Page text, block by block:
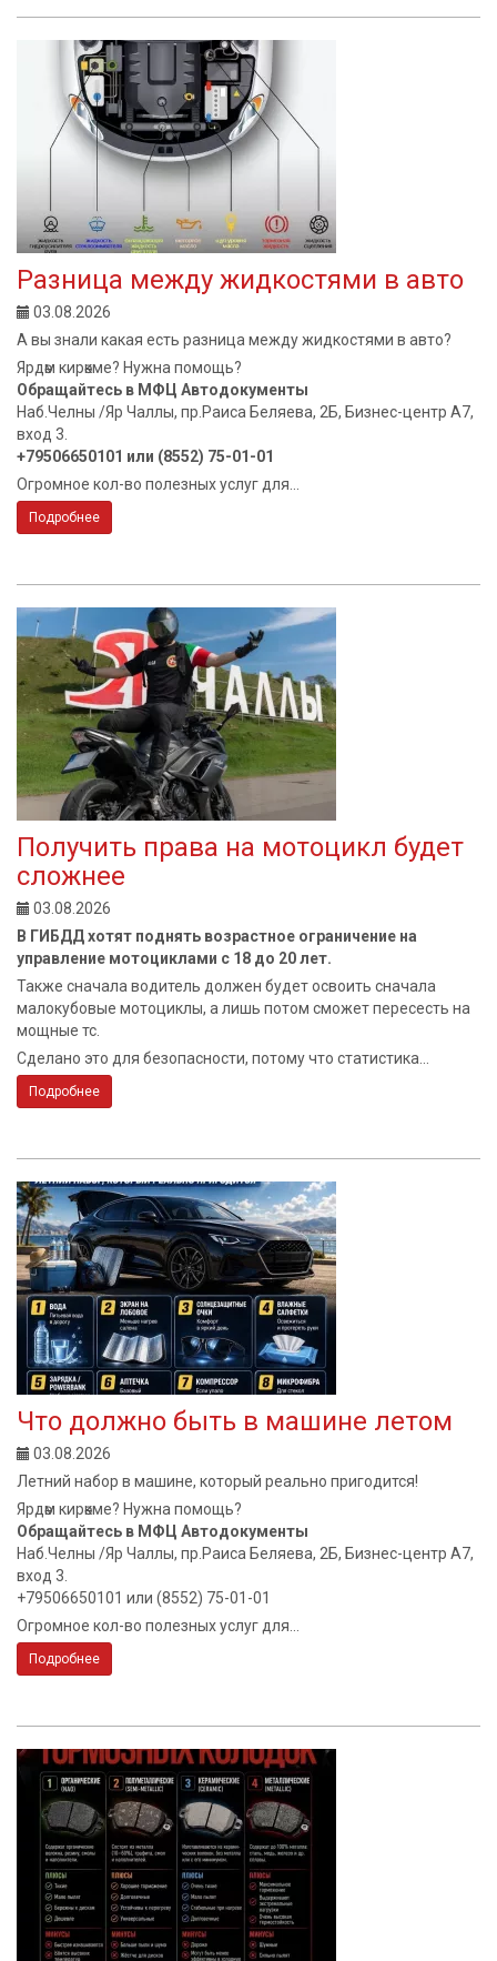
Разница между жидкостями в авто
03.08.2026
А вы знали какая есть разница между жидкостями в авто?
Ярдәм кирәкме? Нужна помощь?
Обращайтесь в МФЦ Автодокументы
Наб.Челны /Яр Чаллы, пр.Раиса Беляева, 2Б, Бизнес-центр А7,
вход 3.
+79506650101 или (8552) 75-01-01
Огромное кол-во полезных услуг для...
Подробнее
Получить права на мотоцикл будет
сложнее
03.08.2026
В ГИБДД хотят поднять возрастное ограничение на
управление мотоциклами с 18 до 20 лет.
Также сначала водитель должен будет освоить сначала
малокубовые мотоциклы, а лишь потом сможет пересесть на
мощные тс.
Сделано это для безопасности, потому что статистика...
Подробнее
Что должно быть в машине летом
03.08.2026
Летний набор в машине, который реально пригодится!
Ярдәм кирәкме? Нужна помощь?
Обращайтесь в МФЦ Автодокументы
Наб.Челны /Яр Чаллы, пр.Раиса Беляева, 2Б, Бизнес-центр А7,
вход 3.
+79506650101 или (8552) 75-01-01
Огромное кол-во полезных услуг для...
Подробнее